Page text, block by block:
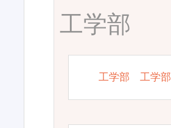
工学部
工学部 工学部